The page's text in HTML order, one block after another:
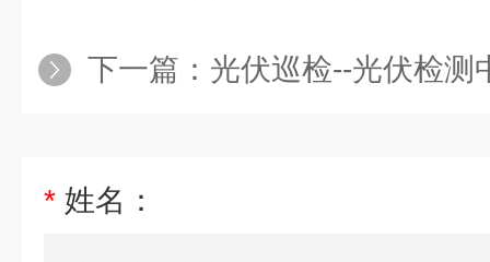
下一篇： 光伏巡检--光伏检测
* 姓名：